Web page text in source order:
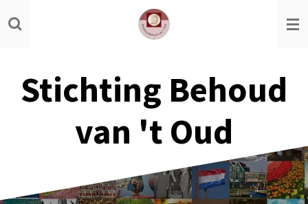
Ga
direct
hoofdinhoud
Stichting Behoud
van 't Oud